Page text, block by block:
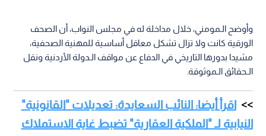
وأوضح الـمومني، خلال مداخلة له في مجلس النواب، أن الصحف
الورقية كانت ولا تزال تشكل معاقل أساسية للمهنية الصحفية،
مشيدا بدورها التاريخي في الدفاع عن مواقف الـدولة الأردنية ونقل
الـحقائق الـموثوقة.
اقرأ أيضا: النائب السعايدة: تعديلات "القانونية"
النيابية لـ "الملكية العقارية" تضبط غاية الاستملاك